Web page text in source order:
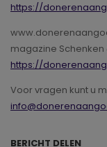
https://
magazine
https://
Voor vragen kunt u
BERICHT DELEN